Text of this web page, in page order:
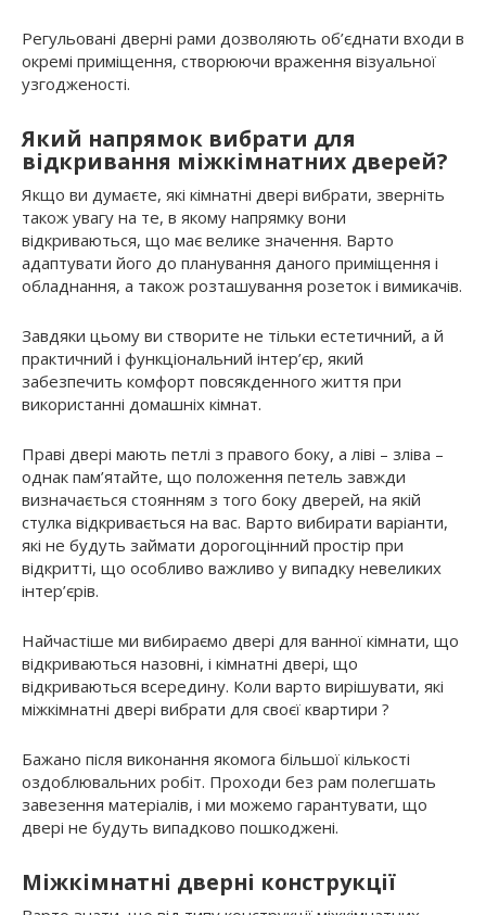
Регульовані дверні рами дозволяють об’єднати входи в
окремі приміщення, створюючи враження візуальної
узгодженості.
Який напрямок вибрати для
відкривання міжкімнатних дверей?
Якщо ви думаєте, які кімнатні двері вибрати, зверніть
також увагу на те, в якому напрямку вони
відкриваються, що має велике значення. Варто
адаптувати його до планування даного приміщення і
обладнання, а також розташування розеток і вимикачів.
Завдяки цьому ви створите не тільки естетичний, а й
практичний і функціональний інтер’єр, який
забезпечить комфорт повсякденного життя при
використанні домашніх кімнат.
Праві двері мають петлі з правого боку, а ліві – зліва –
однак пам’ятайте, що положення петель завжди
визначається стоянням з того боку дверей, на якій
стулка відкривається на вас. Варто вибирати варіанти,
які не будуть займати дорогоцінний простір при
відкритті, що особливо важливо у випадку невеликих
інтер’єрів.
Найчастіше ми вибираємо двері для ванної кімнати, що
відкриваються назовні, і кімнатні двері, що
відкриваються всередину. Коли варто вирішувати, які
міжкімнатні двері вибрати для своєї квартири ?
Бажано після виконання якомога більшої кількості
оздоблювальних робіт. Проходи без рам полегшать
завезення матеріалів, і ми можемо гарантувати, що
двері не будуть випадково пошкоджені.
Міжкімнатні дверні конструкції